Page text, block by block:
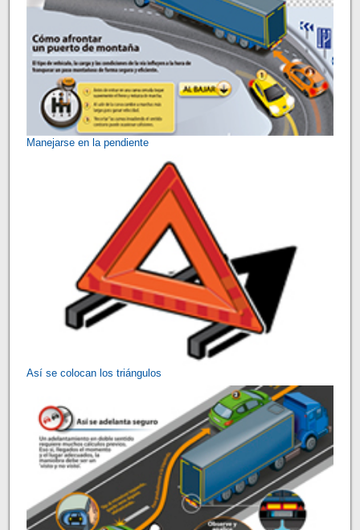
Manejarse en la pendiente
Así se colocan los triángulos